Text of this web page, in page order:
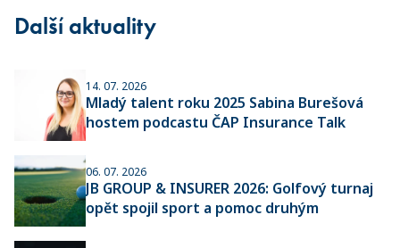
Další aktuality
14. 07. 2026
Mladý talent roku 2025 Sabina Burešová
hostem podcastu ČAP Insurance Talk
06. 07. 2026
JB GROUP & INSURER 2026: Golfový turnaj
opět spojil sport a pomoc druhým